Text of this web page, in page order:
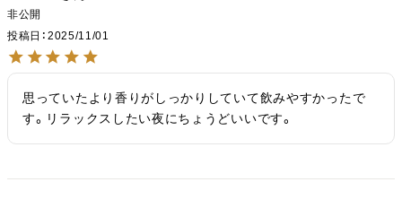
非公開
投稿日
2025/11/01
思っていたより香りがしっかりしていて飲みやすかったで
す。リラックスしたい夜にちょうどいいです。